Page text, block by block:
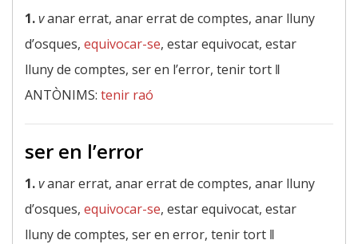
1.vanar errat, anar errat de comptes, anar lluny
d’osques, equivocar-se, estar equivocat, estar
lluny de comptes, ser en l’error, tenir tort ‖
ANTÒNIMS: tenir raó
ser en l’error
1.vanar errat, anar errat de comptes, anar lluny
d’osques, equivocar-se, estar equivocat, estar
lluny de comptes, ser en error, tenir tort ‖